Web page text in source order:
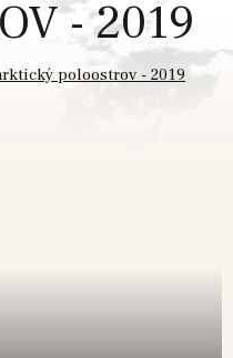
- 2019
poloostrov - 2019